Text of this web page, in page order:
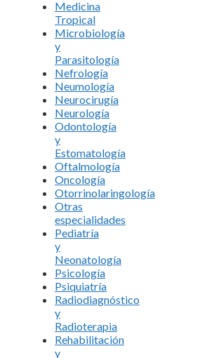
Medicina
Tropical
Microbiología
y
Parasitología
Nefrología
Neumología
Neurocirugía
Neurología
Odontología
y
Estomatología
Oftalmología
Oncología
Otorrinolaringología
Otras
especialidades
Pediatría
y
Neonatología
Psicología
Psiquiatría
Radiodiagnóstico
y
Radioterapia
Rehabilitación
y